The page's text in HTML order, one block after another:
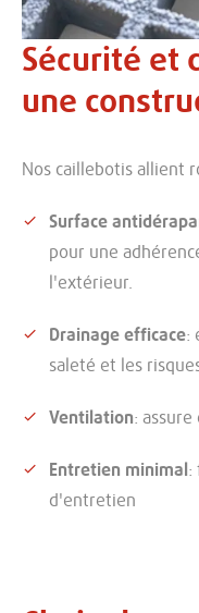
Sécurité et
une
Nos caillebotis allient
Surface
pour une
l'extérieur.
Drainage efficace:
saleté et les
Ventilation:
Entretien minimal:
d'entretien